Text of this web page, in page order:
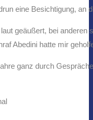
eine Besichtigung, an
geäußert, bei
Abedini hatte mir
ganz durch